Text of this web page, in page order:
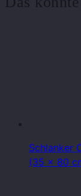
Schlanker
(35 x 80